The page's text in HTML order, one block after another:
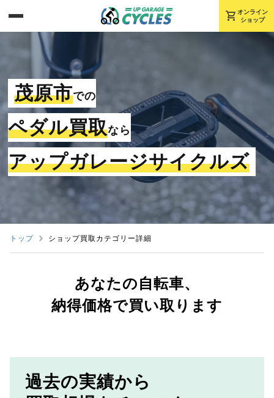
shopping_cart オンライン
ショップ
茂原市での
ペダル買取なら
アップガレージサイクルズ
トップ ショップ買取カテゴリー詳細
あなたの自転車、
納得価格で買い取ります
過去の実績から